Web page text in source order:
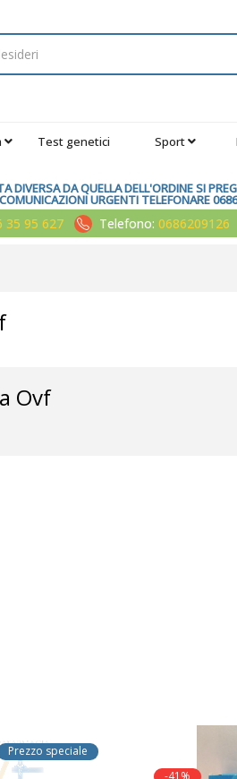
Test genetici Sport
DIVERSA DA QUELLA DELL'ORDINE SI
URGENTI TELEFONARE
35 95 627 Telefono:0686209126
Ovf
Prezzo speciale